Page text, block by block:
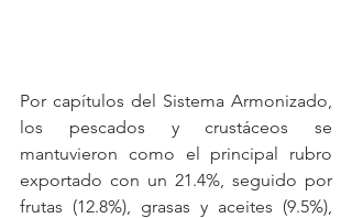
Por capítulos del Sistema Armonizado,
los pescados y crustáceos se
mantuvieron como el principal rubro
exportado con un 21.4%, seguido por
frutas (12.8%), grasas y aceites (9.5%),